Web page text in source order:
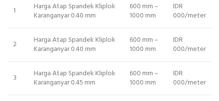
1
Harga Atap Spandek Kliplok
Karanganyar 0.40 mm
600 mm –
1000 mm
IDR
000/meter
2
Harga Atap Spandek Kliplok
Karanganyar 0.40 mm
600 mm –
1000 mm
IDR
000/meter
3
Harga Atap Spandek Kliplok
Karanganyar 0.45 mm
600 mm –
1000 mm
IDR
000/meter